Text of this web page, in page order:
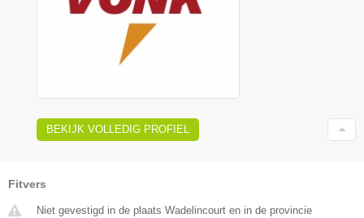
BEKIJK VOLLEDIG PROFIEL
Fitvers
Niet gevestigd in de plaats Wadelincourt en in de provincie